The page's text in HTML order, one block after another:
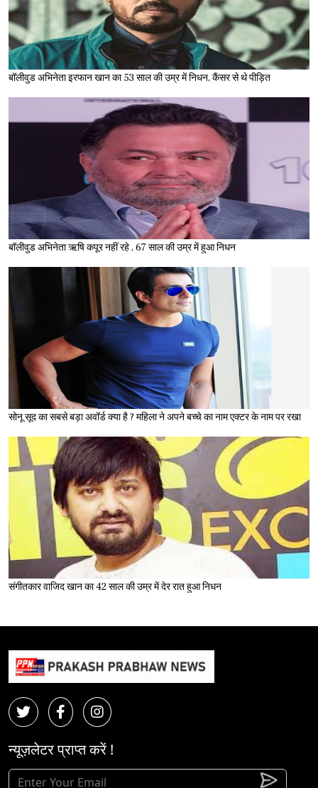
बॉलीवुड अभिनेता इरफान खान का 53 साल की उम्र में निधन, कैंसर से थे पीड़ित
बॉलीवुड अभिनेता ऋषि कपूर नहीं रहे , 67 साल की उम्र में हुआ निधन
सोनू सूद का सबसे बड़ा अवॉर्ड क्या है ? महिला ने अपने बच्चे का नाम एक्टर के नाम पर रखा
संगीतकार वाजिद खान का 42 साल की उम्र में देर रात हुआ निधन
न्यूज़लेटर प्राप्त करें !